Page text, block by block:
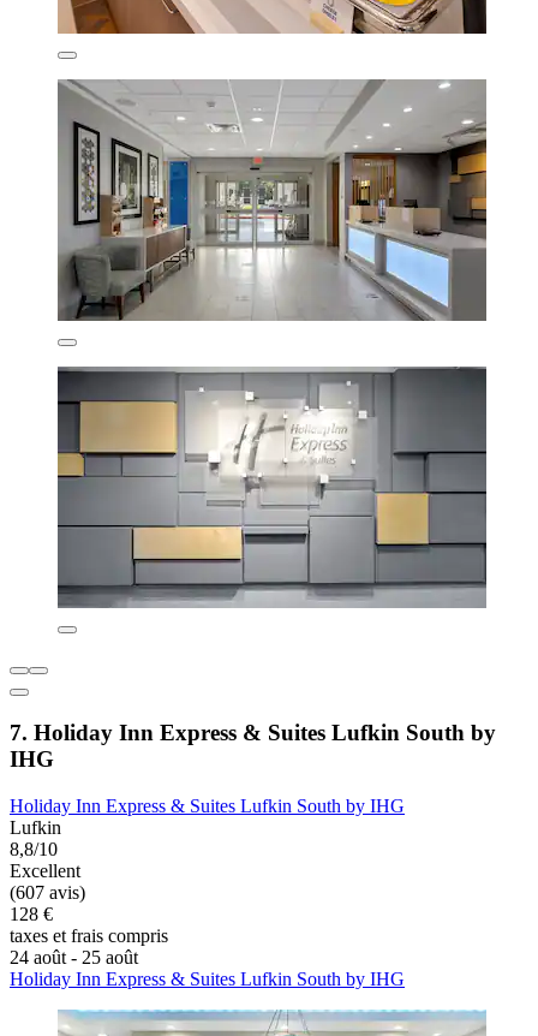
7. Holiday Inn Express & Suites Lufkin South by
IHG
Holiday Inn Express & Suites Lufkin South by IHG
Lufkin
8,8/10
Excellent
(607 avis)
128 €
taxes et frais compris
24 août - 25 août
Holiday Inn Express & Suites Lufkin South by IHG